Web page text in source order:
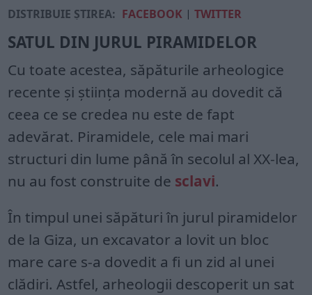
DISTRIBUIE ȘTIREA: FACEBOOK |TWITTER
SATUL DIN JURUL PIRAMIDELOR
Cu toate acestea, săpăturile arheologice
recente și știința modernă au dovedit că
ceea ce se credea nu este de fapt
adevărat. Piramidele, cele mai mari
structuri din lume până în secolul al XX-lea,
nu au fost construite de sclavi.
În timpul unei săpături în jurul piramidelor
de la Giza, un excavator a lovit un bloc
mare care s-a dovedit a fi un zid al unei
clădiri. Astfel, arheologii descoperit un sat